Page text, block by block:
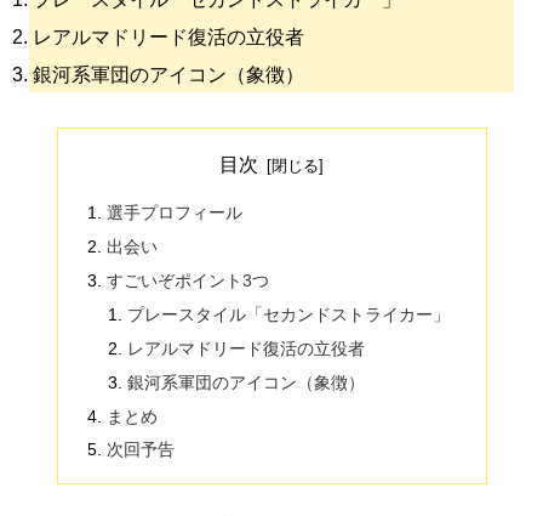
レアルマドリード復活の立役者
銀河系軍団のアイコン（象徴）
目次
選手プロフィール
出会い
すごいぞポイント3つ
プレースタイル「セカンドストライカー」
レアルマドリード復活の立役者
銀河系軍団のアイコン（象徴）
まとめ
次回予告